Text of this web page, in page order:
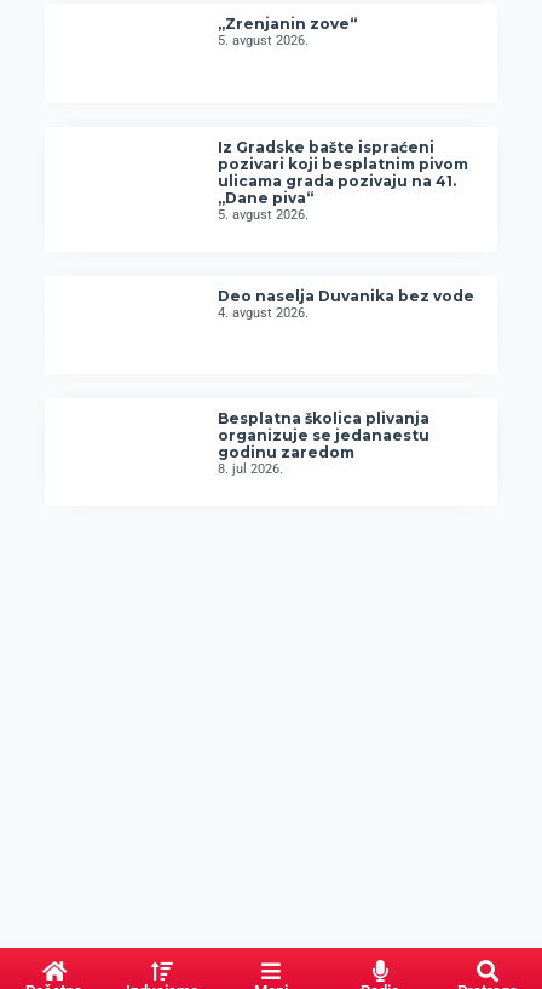
„Zrenjanin zove“
5. avgust 2026.
Iz Gradske bašte ispraćeni
pozivari koji besplatnim pivom
ulicama grada pozivaju na 41.
„Dane piva“
5. avgust 2026.
Deo naselja Duvanika bez vode
4. avgust 2026.
Besplatna školica plivanja
organizuje se jedanaestu
godinu zaredom
8. jul 2026.